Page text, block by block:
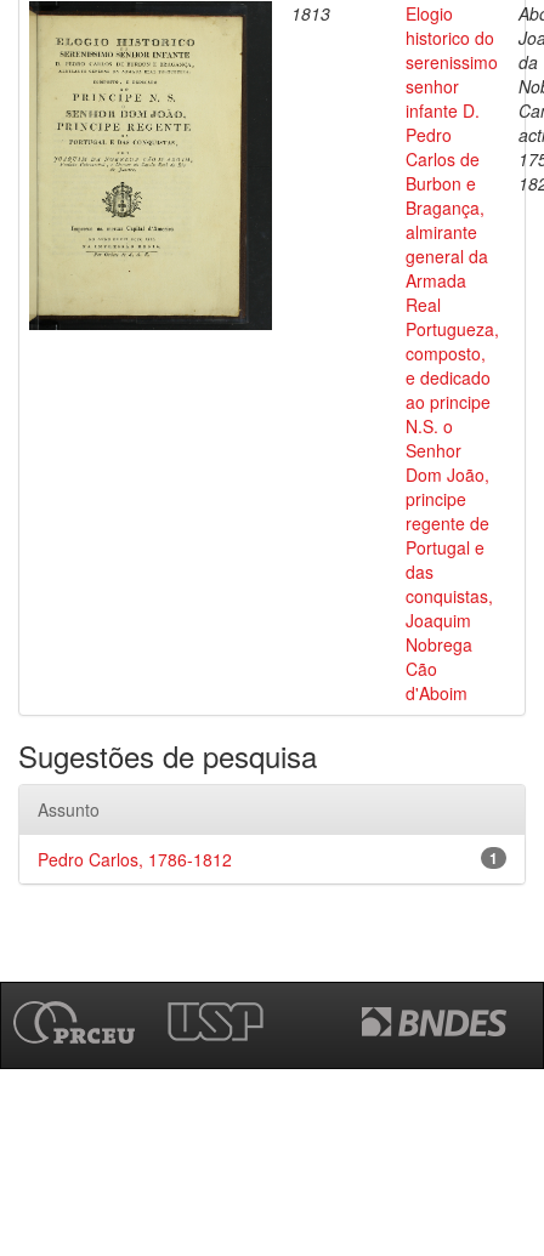
1813
Elogio
historico do
serenissimo
senhor
infante D.
Pedro
Carlos de
Burbon e
Bragança,
almirante
general da
Armada
Real
Portugueza,
composto,
e dedicado
ao principe
N.S. o
Senhor
Dom João,
principe
regente de
Portugal e
das
conquistas,
Joaquim
Nobrega
Cão
d'Aboim
da
Sugestões de pesquisa
Assunto
1
Pedro Carlos, 1786-1812